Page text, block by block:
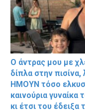
Ο άντρας μου με
δίπλα στην
ΗΜΟΥΝ τόσο
καινούρια
κι έτσι του έδειξα